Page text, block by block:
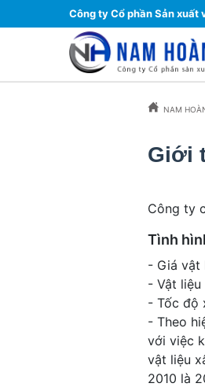
Công ty Cổ phần Sản xuất
NAM
Giới
Công ty
Tình
- Giá vật
- Vật
- Tốc độ
- Theo
với việc
vật liệu
2010 là